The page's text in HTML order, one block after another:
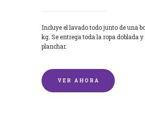
Incluye el lavado todo junto de una
kg. Se entrega toda la ropa doblada
planchar.
VER AHORA